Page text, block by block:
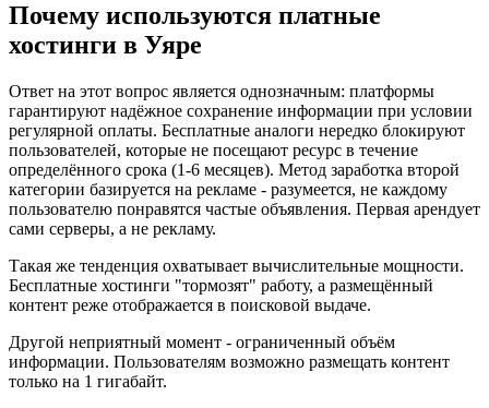
Почему используются платные
хостинги в Уяре
Ответ на этот вопрос является однозначным: платформы
гарантируют надёжное сохранение информации при условии
регулярной оплаты. Бесплатные аналоги нередко блокируют
пользователей, которые не посещают ресурс в течение
определённого срока (1-6 месяцев). Метод заработка второй
категории базируется на рекламе - разумеется, не каждому
пользователю понравятся частые объявления. Первая арендует
сами серверы, а не рекламу.
Такая же тенденция охватывает вычислительные мощности.
Бесплатные хостинги "тормозят" работу, а размещённый
контент реже отображается в поисковой выдаче.
Другой неприятный момент - ограниченный объём
информации. Пользователям возможно размещать контент
только на 1 гигабайт.